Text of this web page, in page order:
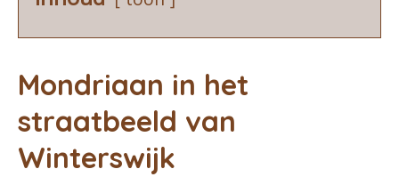
Mondriaan in het
straatbeeld van
Winterswijk